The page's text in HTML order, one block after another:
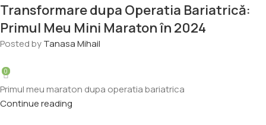
Transformare dupa Operatia Bariatrică:
Primul Meu Mini Maraton în 2024
Posted byTanasa Mihail
0
Primul meu maraton dupa operatia bariatrica
Continue reading